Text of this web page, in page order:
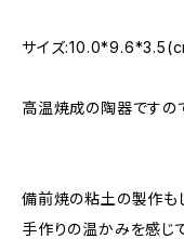
サイズ
高温焼成の陶器ですの
備前焼の粘土の製作もし
手作りの温かみを感じ